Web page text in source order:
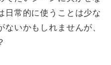
日常的に使うことは少な
いかもしれませんが、